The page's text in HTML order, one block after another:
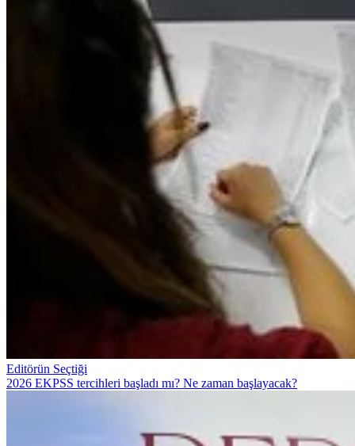
Editörün Seçtiği
2026 EKPSS tercihleri başladı mı? Ne zaman başlayacak?